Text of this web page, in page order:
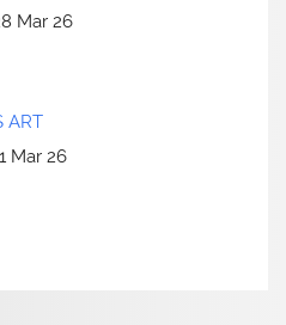
Mar 26
ART
Mar 26